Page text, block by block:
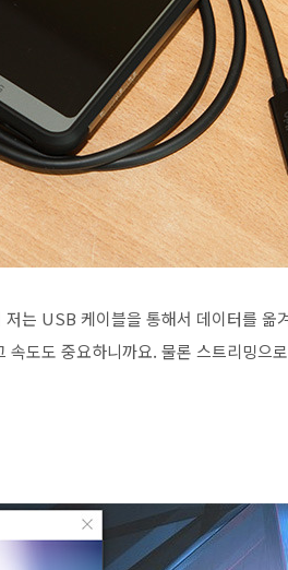
는 USB 케이블을 통해서 데이터를 옮
속도도 중요하니까요. 물론 스트리밍으